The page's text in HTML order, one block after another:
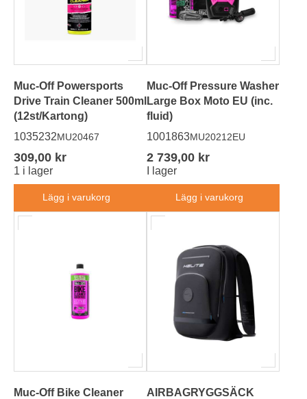
Muc-Off Powersports
Drive Train Cleaner 500ml
(12st/Kartong)
1035232MU20467
309,00 kr
1 i lager
Lägg i varukorg
Muc-Off Pressure Washer
Large Box Moto EU (inc.
fluid)
1001863MU20212EU
2 739,00 kr
I lager
Lägg i varukorg
Muc-Off Bike Cleaner
AIRBAGRYGGSÄCK